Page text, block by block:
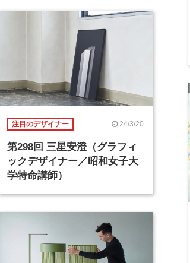
注目のデザイナー 24/3/20
第298回 三星安澄（グラフィ
ックデザイナー／昭和女子大
学特命講師）